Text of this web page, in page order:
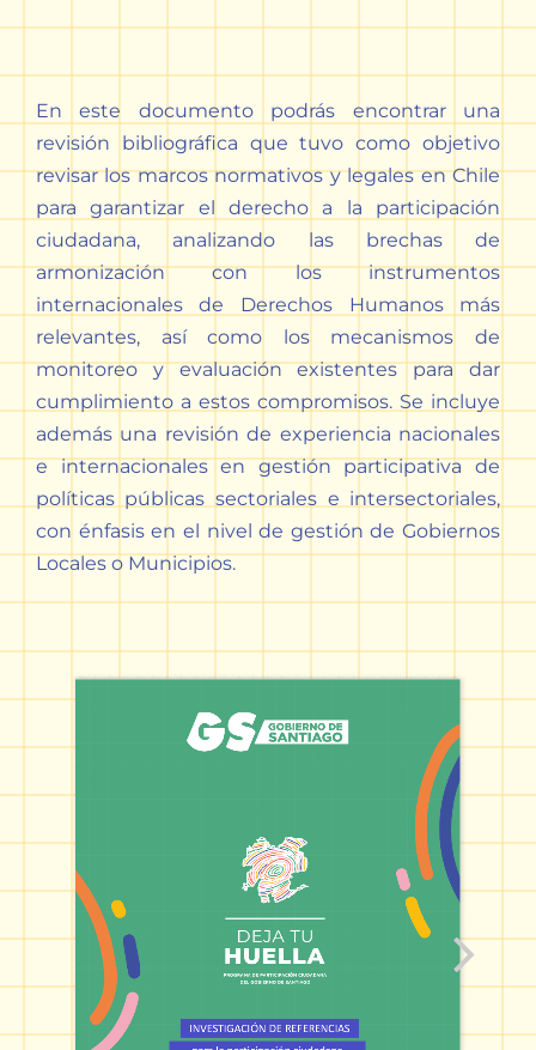
En este documento podrás encontrar una
revisión bibliográfica que tuvo como objetivo
revisar los marcos normativos y legales en Chile
para garantizar el derecho a la participación
ciudadana, analizando las brechas de
armonización con los instrumentos
internacionales de Derechos Humanos más
relevantes, así como los mecanismos de
monitoreo y evaluación existentes para dar
cumplimiento a estos compromisos. Se incluye
además una revisión de experiencia nacionales
e internacionales en gestión participativa de
políticas públicas sectoriales e intersectoriales,
con énfasis en el nivel de gestión de Gobiernos
Locales o Municipios.